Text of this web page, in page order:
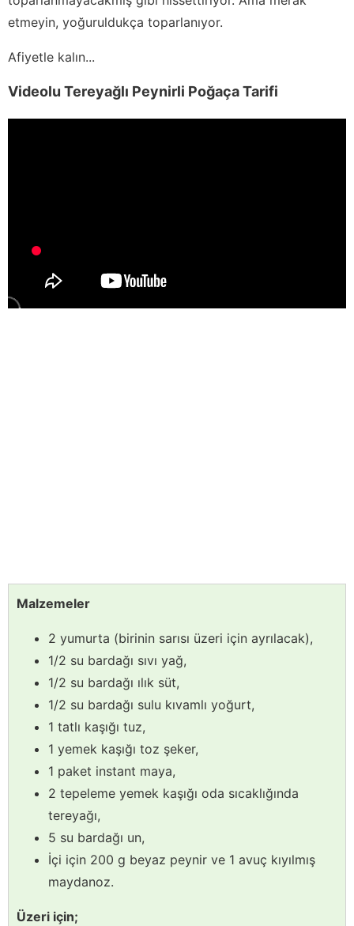
etmeyin, yoğuruldukça toparlanıyor.
Afiyetle kalın...
Videolu Tereyağlı Peynirli Poğaça Tarifi
Malzemeler
2 yumurta (birinin sarısı üzeri için ayrılacak),
1/2 su bardağı sıvı yağ,
1/2 su bardağı ılık süt,
1/2 su bardağı sulu kıvamlı yoğurt,
1 tatlı kaşığı tuz,
1 yemek kaşığı toz şeker,
1 paket instant maya,
2 tepeleme yemek kaşığı oda sıcaklığında
tereyağı,
5 su bardağı un,
İçi için 200 g beyaz peynir ve 1 avuç kıyılmış
maydanoz.
Üzeri için;